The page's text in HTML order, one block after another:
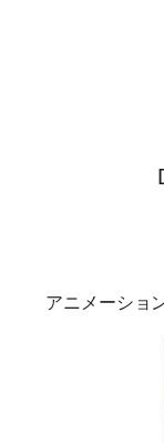
アニメーショ